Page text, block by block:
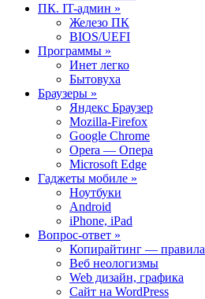
ПК. IT-админ »
Железо ПК
BIOS/UEFI
Программы »
Инет легко
Бытовуха
Браузеры »
Яндекс Браузер
Mozilla-Firefox
Google Chrome
Opera — Опера
Microsoft Edge
Гаджеты мобиле »
Ноутбуки
Android
iPhone, iPad
Вопрос-ответ »
Копирайтинг — правила
Веб неологизмы
Web дизайн, графика
Сайт на WordPress